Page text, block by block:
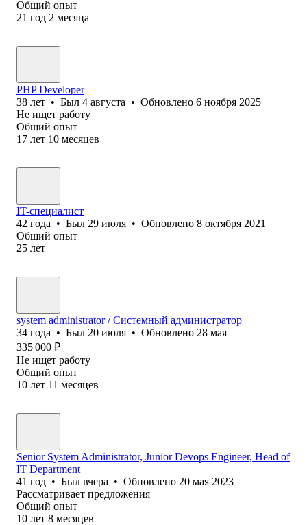
Общий опыт
21 год 2 месяца
PHP Developer
38 лет • Был 4 августа • Обновлено 6 ноября 2025
Не ищет работу
Общий опыт
17 лет 10 месяцев
IT-специалист
42 года • Был 29 июля • Обновлено 8 октября 2021
Общий опыт
25 лет
system administrator / Системный администратор
34 года • Был 20 июля • Обновлено 28 мая
335 000 ₽
Не ищет работу
Общий опыт
10 лет 11 месяцев
Senior System Administrator, Junior Devops Engineer, Head of
IT Department
41 год • Был вчера • Обновлено 20 мая 2023
Рассматривает предложения
Общий опыт
10 лет 8 месяцев